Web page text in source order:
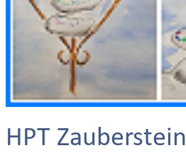
HPT Zauberstein